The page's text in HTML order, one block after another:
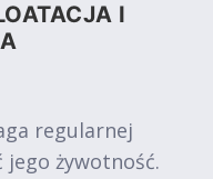
I
regularnej
jego żywotność.